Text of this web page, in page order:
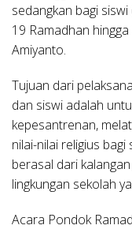
sedangkan bagi
19 Ramadhan
Amiyanto.
Tujuan dari
dan siswi adalah
kepesantrenan,
nilai-nilai religius
berasal dari
lingkungan sekolah
Acara Pondok